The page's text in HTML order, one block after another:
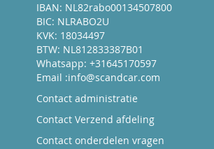
IBAN: NL82rabo00134507800
BIC: NLRABO2U
KVK: 18034497
BTW: NL812833387B01
Whatsapp: +31645170597
Email :info@scandcar.com
Contact administratie
Contact Verzend afdeling
Contact onderdelen vragen